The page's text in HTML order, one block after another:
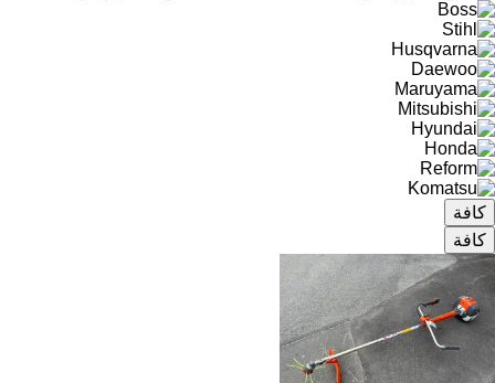
كافة
كافة